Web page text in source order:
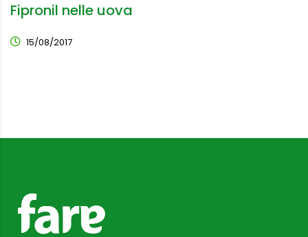
Fipronil nelle uova
15/08/2017